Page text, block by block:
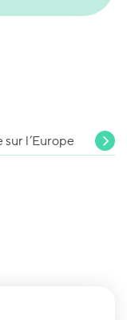
sur l’Europe